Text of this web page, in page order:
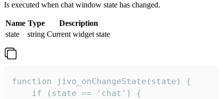
Is executed when chat window state has changed.
Name Type
Description
state
string Current widget state
function jivo_onChangeState(state) {
    if (state == 'chat') {